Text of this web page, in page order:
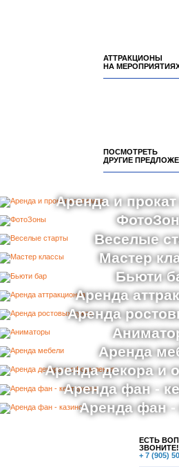
АТТРАКЦИОНЫ
НА
ПОСМОТРЕТЬ
ДРУГИЕ
Аренда и
Веселые
Мастер
Бьюти
Аренда
Аренда
Аренда
Аренда декора и
Аренда фан -
Аренда фан -
ЕСТЬ
+ 7 (905)